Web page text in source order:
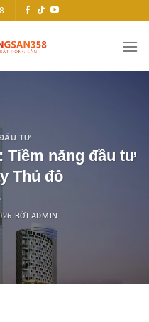
TƯ
Tiềm năng đầu tư
Thủ đô
BỞI ADMIN